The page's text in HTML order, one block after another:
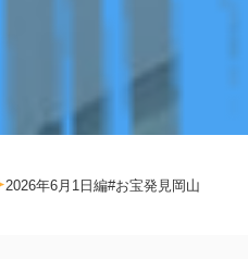
2026年6月1日編#お宝発見岡山